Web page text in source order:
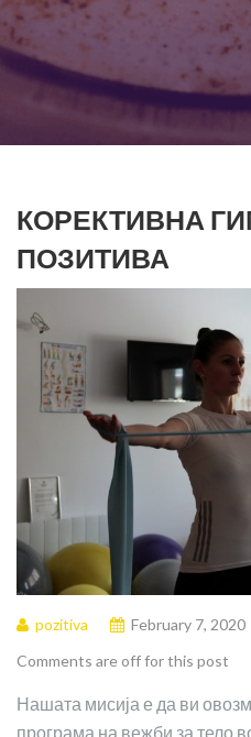
КОРЕКТИВНА
ПОЗИТИВА
pozitiva February 7, 2020
Comments are off for this post
Нашата мисија е да ви
програма на вежби за тело